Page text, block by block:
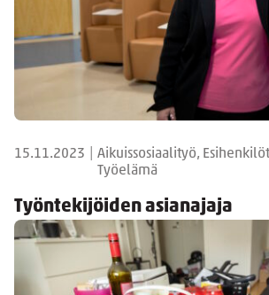
15.11.2023
Aikuissosiaalityö,
Työelämä
Työntekijöiden asianajaja